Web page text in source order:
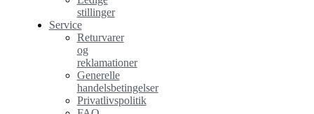
stillinger
Service
Returvarer
og
reklamationer
Generelle
handelsbetingelser
Privatlivspolitik